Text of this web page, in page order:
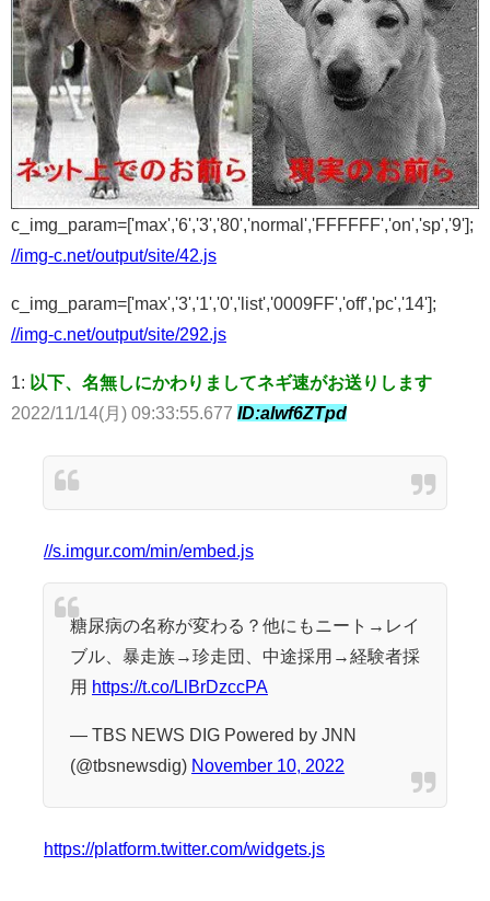
c_img_param=['max','6','3','80','normal','FFFFFF','on','sp','9'];
//img-c.net/output/site/42.js
c_img_param=['max','3','1','0','list','0009FF','off','pc','14'];
//img-c.net/output/site/292.js
1: 以下、名無しにかわりましてネギ速がお送りします
2022/11/14(月) 09:33:55.677 ID:alwf6ZTpd
//s.imgur.com/min/embed.js
糖尿病の名称が変わる？他にもニート→レイ
ブル、暴走族→珍走団、中途採用→経験者採
用 https://t.co/LlBrDzccPA
— TBS NEWS DIG Powered by JNN
(@tbsnewsdig) November 10, 2022
https://platform.twitter.com/widgets.js